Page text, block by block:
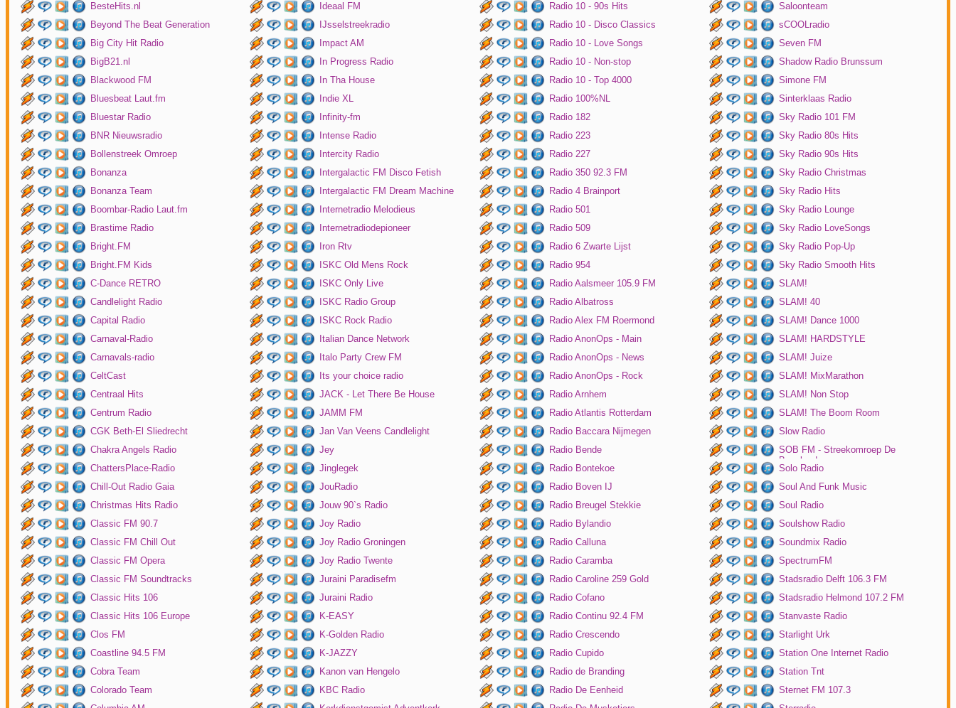
BesteHits.nl
Beyond The Beat Generation
Big City Hit Radio
BigB21.nl
Blackwood FM
Bluesbeat Laut.fm
Bluestar Radio
BNR Nieuwsradio
Bollenstreek Omroep
Bonanza
Bonanza Team
Boombar-Radio Laut.fm
Brastime Radio
Bright.FM
Bright.FM Kids
C-Dance RETRO
Candlelight Radio
Capital Radio
Carnaval-Radio
Carnavals-radio
CeltCast
Centraal Hits
Centrum Radio
CGK Beth-El Sliedrecht
Chakra Angels Radio
ChattersPlace-Radio
Chill-Out Radio Gaia
Christmas Hits Radio
Classic FM 90.7
Classic FM Chill Out
Classic FM Opera
Classic FM Soundtracks
Classic Hits 106
Classic Hits 106 Europe
Clos FM
Coastline 94.5 FM
Cobra Team
Colorado Team
Ideaal FM
IJsselstreekradio
Impact AM
In Progress Radio
In Tha House
Indie XL
Infinity-fm
Intense Radio
Intercity Radio
Intergalactic FM Disco Fetish
Intergalactic FM Dream Machine
Internetradio Melodieus
Internetradiodepioneer
Iron Rtv
ISKC Old Mens Rock
ISKC Only Live
ISKC Radio Group
ISKC Rock Radio
Italian Dance Network
Italo Party Crew FM
Its your choice radio
JACK - Let There Be House
JAMM FM
Jan Van Veens Candlelight
Jey
Jinglegek
JouRadio
Jouw 90`s Radio
Joy Radio
Joy Radio Groningen
Joy Radio Twente
Juraini Paradisefm
Juraini Radio
K-EASY
K-Golden Radio
K-JAZZY
Kanon van Hengelo
KBC Radio
Radio 10 - 90s Hits
Radio 10 - Disco Classics
Radio 10 - Love Songs
Radio 10 - Non-stop
Radio 10 - Top 4000
Radio 100%NL
Radio 182
Radio 223
Radio 227
Radio 350 92.3 FM
Radio 4 Brainport
Radio 501
Radio 509
Radio 6 Zwarte Lijst
Radio 954
Radio Aalsmeer 105.9 FM
Radio Albatross
Radio Alex FM Roermond
Radio AnonOps - Main
Radio AnonOps - News
Radio AnonOps - Rock
Radio Arnhem
Radio Atlantis Rotterdam
Radio Baccara Nijmegen
Radio Bende
Radio Bontekoe
Radio Boven IJ
Radio Breugel Stekkie
Radio Bylandio
Radio Calluna
Radio Caramba
Radio Caroline 259 Gold
Radio Cofano
Radio Continu 92.4 FM
Radio Crescendo
Radio Cupido
Radio de Branding
Radio De Eenheid
Saloonteam
sCOOLradio
Seven FM
Shadow Radio Brunssum
Simone FM
Sinterklaas Radio
Sky Radio 101 FM
Sky Radio 80s Hits
Sky Radio 90s Hits
Sky Radio Christmas
Sky Radio Hits
Sky Radio Lounge
Sky Radio LoveSongs
Sky Radio Pop-Up
Sky Radio Smooth Hits
SLAM!
SLAM! 40
SLAM! Dance 1000
SLAM! HARDSTYLE
SLAM! Juize
SLAM! MixMarathon
SLAM! Non Stop
SLAM! The Boom Room
Slow Radio
SOB FM - Streekomroep De
Bevelanden
Solo Radio
Soul And Funk Music
Soul Radio
Soulshow Radio
Soundmix Radio
SpectrumFM
Stadsradio Delft 106.3 FM
Stadsradio Helmond 107.2 FM
Stanvaste Radio
Starlight Urk
Station One Internet Radio
Station Tnt
Sternet FM 107.3